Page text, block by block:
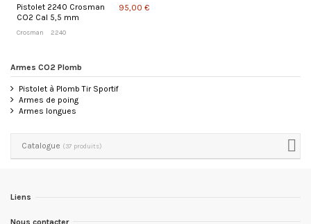
Pistolet 2240 Crosman
CO2 Cal 5,5 mm
Crosman 2240
95,00 €
Armes CO2 Plomb
Pistolet à Plomb Tir Sportif
Armes de poing
Armes longues
Catalogue (37 produits)
Liens
Nous contacter